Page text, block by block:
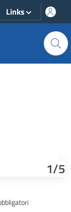
Links
1/5